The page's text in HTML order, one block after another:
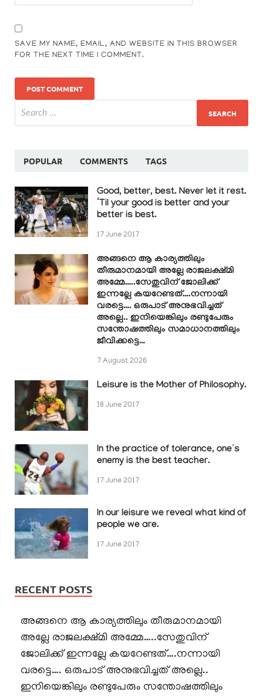
SAVE MY NAME, EMAIL, AND WEBSITE IN THIS BROWSER
FOR THE NEXT TIME I COMMENT.
POPULAR COMMENTS TAGS
Good, better, best. Never let it rest.
‘Til your good is better and your
better is best.
17 June 2017
അങ്ങനെ ആ കാര്യത്തിലും
തീരുമാനമായി അല്ലേ രാജലക്ഷ്മി
അമ്മേ…..സേതുവിന് ജോലിക്ക്
ഇന്നല്ലേ കയറേണ്ടത്….നന്നായി
വരട്ടെ…. ഒരുപാട് അനുഭവിച്ചത്
അല്ലെ.. ഇനിയെങ്കിലും രണ്ടുപേരും
സന്തോഷത്തിലും സമാധാനത്തിലും
ജീവിക്കട്ടെ…
7 August 2026
Leisure is the Mother of Philosophy.
18 June 2017
In the practice of tolerance, one’s
enemy is the best teacher.
17 June 2017
In our leisure we reveal what kind of
people we are.
17 June 2017
RECENT POSTS
അങ്ങനെ ആ കാര്യത്തിലും തീരുമാനമായി
അല്ലേ രാജലക്ഷ്മി അമ്മേ…..സേതുവിന്
ജോലിക്ക് ഇന്നല്ലേ കയറേണ്ടത്….നന്നായി
വരട്ടെ…. ഒരുപാട് അനുഭവിച്ചത് അല്ലെ..
ഇനിയെങ്കിലും രണ്ടുപേരും സന്തോഷത്തിലും